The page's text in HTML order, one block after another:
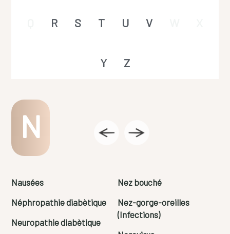
R S T U V
Y Z
N
Nausées
Néphropathie diabètique
Neuropathie diabètique
Nez bouché
Nez-gorge-oreilles
(Infections)